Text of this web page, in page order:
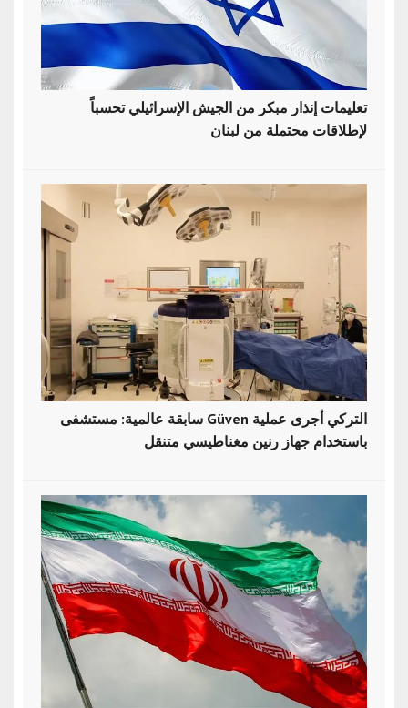
تعليمات إنذار مبكر من الجيش الإسرائيلي تحسباً
لإطلاقات محتملة من لبنان
سابقة عالمية: مستشفى Güven التركي أجرى عملية
باستخدام جهاز رنين مغناطيسي متنقل